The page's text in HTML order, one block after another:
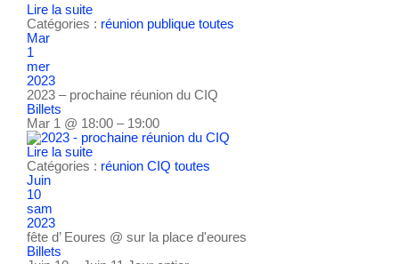
Lire la suite
Catégories : réunion publique toutes
Mar
1
mer
2023
2023 – prochaine réunion du CIQ
Billets
Mar 1 @ 18:00 – 19:00
Lire la suite
Catégories : réunion CIQ toutes
Juin
10
sam
2023
fête d’ Eoures @ sur la place d'eoures
Billets